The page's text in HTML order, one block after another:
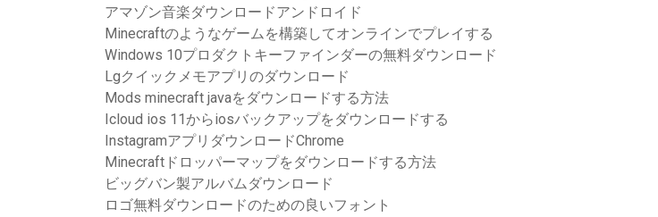
アマゾン音楽ダウンロードアンドロイド
Minecraftのようなゲームを構築してオンラインでプレイする
Windows 10プロダクトキーファインダーの無料ダウンロード
Lgクイックメモアプリのダウンロード
Mods minecraft javaをダウンロードする方法
Icloud ios 11からiosバックアップをダウンロードする
InstagramアプリダウンロードChrome
Minecraftドロッパーマップをダウンロードする方法
ビッグバン製アルバムダウンロード
ロゴ無料ダウンロードのための良いフォント